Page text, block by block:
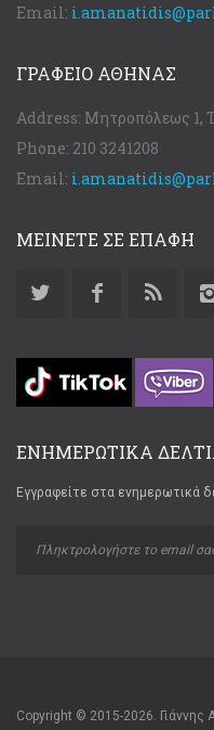
Email:
ΓΡΑΦΕΊΟ ΑΘΉΝΑΣ
Address: Μητροπόλεως 1,
Phone: 210 3241208
Email:
ΜΕΙΝΕΤΕ ΣΕ ΕΠΑΦΗ
ΕΝΗΜΕΡΩΤΙΚΑ
Εγγραφείτε στα ενημερωτικά
Copyright © 2015-2026.